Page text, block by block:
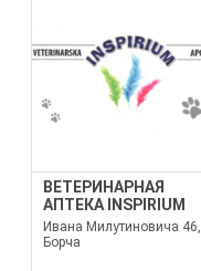
ВЕТЕРИНАРНАЯ
АПТЕКА INSPIRIUM
Ивана Милутиновича 46,
Борча